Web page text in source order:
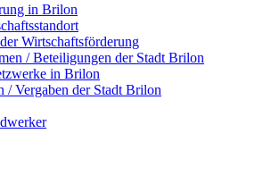
in Brilon
Wirtschaftsförderung
/ Beteiligungen der Stadt Brilon
in Brilon
/ Vergaben der Stadt Brilon